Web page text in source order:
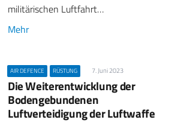
militärischen Luftfahrt…
Mehr
AIR DEFENCE RÜSTUNG 7. Juni 2023
Die Weiterentwicklung der
Bodengebundenen
Luftverteidigung der Luftwaffe